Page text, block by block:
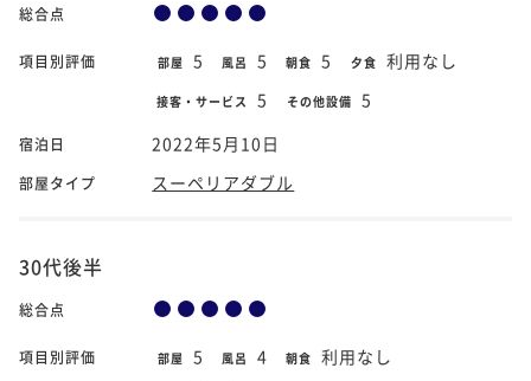
総合点
項目別評価 部屋 5 風呂 5 朝食 5 夕食 利用なし
接客・サービス 5 その他設備 5
宿泊日 2022年5月10日
部屋タイプ スーペリアダブル
30代後半
総合点
項目別評価 部屋 5 風呂 4 朝食 利用なし